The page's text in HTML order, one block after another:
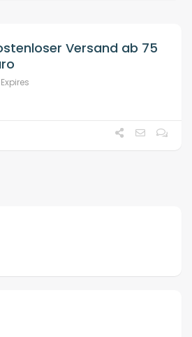
Versand ab 75